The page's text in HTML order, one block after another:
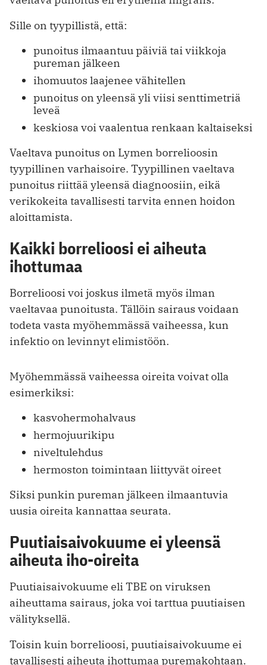
Sille on tyypillistä, että:
punoitus ilmaantuu päiviä tai viikkoja
pureman jälkeen
ihomuutos laajenee vähitellen
punoitus on yleensä yli viisi senttimetriä
leveä
keskiosa voi vaalentua renkaan kaltaiseksi
Vaeltava punoitus on Lymen borrelioosin
tyypillinen varhaisoire. Tyypillinen vaeltava
punoitus riittää yleensä diagnoosiin, eikä
verikokeita tavallisesti tarvita ennen hoidon
aloittamista.
Kaikki borrelioosi ei aiheuta
ihottumaa
Borrelioosi voi joskus ilmetä myös ilman
vaeltavaa punoitusta. Tällöin sairaus voidaan
todeta vasta myöhemmässä vaiheessa, kun
infektio on levinnyt elimistöön.
Myöhemmässä vaiheessa oireita voivat olla
esimerkiksi:
kasvohermohalvaus
hermojuurikipu
niveltulehdus
hermoston toimintaan liittyvät oireet
Siksi punkin pureman jälkeen ilmaantuvia
uusia oireita kannattaa seurata.
Puutiaisaivokuume ei yleensä
aiheuta iho-oireita
Puutiaisaivokuume eli TBE on viruksen
aiheuttama sairaus, joka voi tarttua puutiaisen
välityksellä.
Toisin kuin borrelioosi, puutiaisaivokuume ei
tavallisesti aiheuta ihottumaa puremakohtaan.